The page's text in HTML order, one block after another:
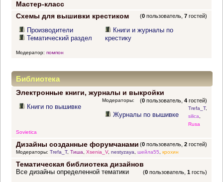
Мастер-класс
Схемы для вышивки крестиком
(0 пользователь,7 гостей)
Производители
Тематический раздел
Книги и журналы по
крестику
Модератор: помпон
Библиотека
Электронные книги, журналы и выкройки
(0 пользователь,4 гостей)
Книги по вышивке
Журналы по вышивке
Модераторы:
Trefa_T,
silica,
Rusa
Sovietica
Дизайны созданные форумчанами (0 пользователь,2 гостей)
Модераторы: Trefa_T, Тиша, Xsenia_V, nestyzaya, шейла55, крохин
Тематическая библиотека дизайнов
(0 пользователь,1 гость)
Все дизайны определенной тематики